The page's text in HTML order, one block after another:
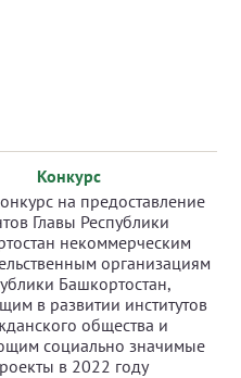
Конкурс
на предоставление
Главы Республики
некоммерческим
организациям
Башкортостан,
в развитии институтов
общества и
социально значимые
в 2022 году